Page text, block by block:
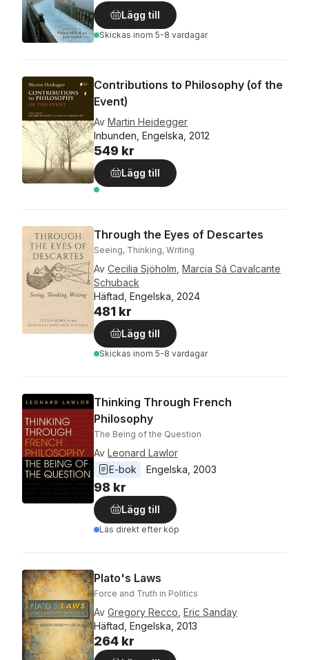
Lägg till
Skickas inom 5-8 vardagar
Contributions to Philosophy (of the
Event)
Av Martin Heidegger
Inbunden, Engelska, 2012
549 kr
Lägg till
Through the Eyes of Descartes
Seeing, Thinking, Writing
Av Cecilia Sjöholm Marcia Sá Cavalcante
Schuback
Häftad, Engelska, 2024
481 kr
Lägg till
Skickas inom 5-8 vardagar
Thinking Through French
Philosophy
The Being of the Question
Av Leonard Lawlor
E-bok
Engelska 2003
98 kr
Lägg till
Läs direkt efter köp
Plato's Laws
Force and Truth in Politics
Av Gregory Recco Eric Sanday
Häftad, Engelska, 2013
264 kr